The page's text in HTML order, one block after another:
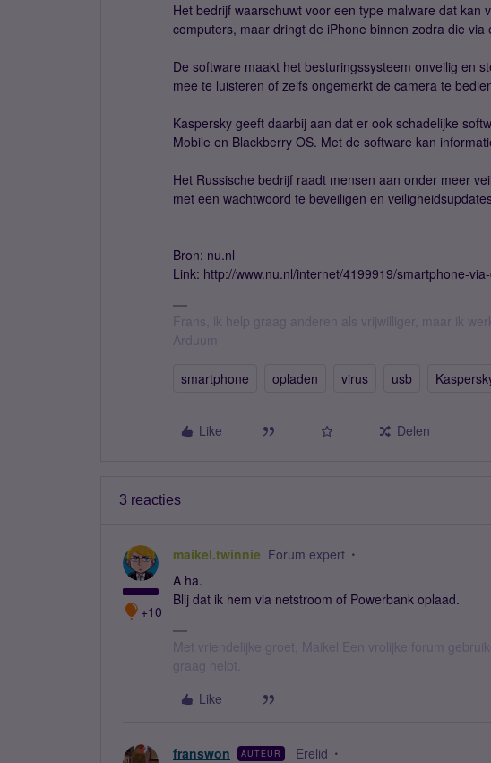
Het bedrijf waarschuwt voor een type malware dat kan
computers, maar dringt de iPhone binnen zodra die
De software maakt het besturingssysteem onveilig en
mee te luisteren of zelfs ongemerkt de camera te
Kaspersky geeft daarbij aan dat er ook schadelijke
Mobile en Blackberry OS. Met de software kan
Het Russische bedrijf raadt mensen aan onder meer
met een wachtwoord te beveiligen en
Bron: nu.nl
Link: http://www.nu.nl/internet/4199919/smartphone-
Frans, ik help graag anderen als vrijwilliger, maar ik
Arduum
smartphone opladen virus usb
Like Delen
3 reacties
+10
maikel.twinnie Forum expert
A ha.
Blij dat ik hem via netstroom of Powerbank oplaad.
Met vriendelijke groet, Maikel Een vrolijke forum
graag helpt.
Like
franswon AUTEUR Erelid